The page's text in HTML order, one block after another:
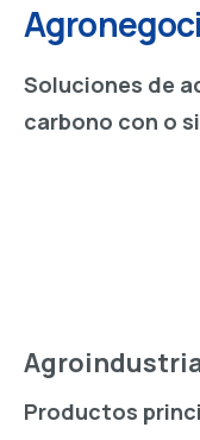
Soluciones de
carbono con o
Productos